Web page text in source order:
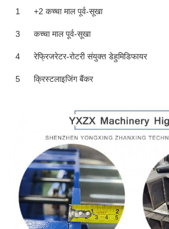
1 +2 कच्चा माल पूर्व-सूखा
3 कच्चा माल पूर्व-सूखा
4 रेफ्रिजरेटर-रोटरी संयुक्त डेहुमिडिफायर
5 क्रिस्टलाइजिंग बैंकर